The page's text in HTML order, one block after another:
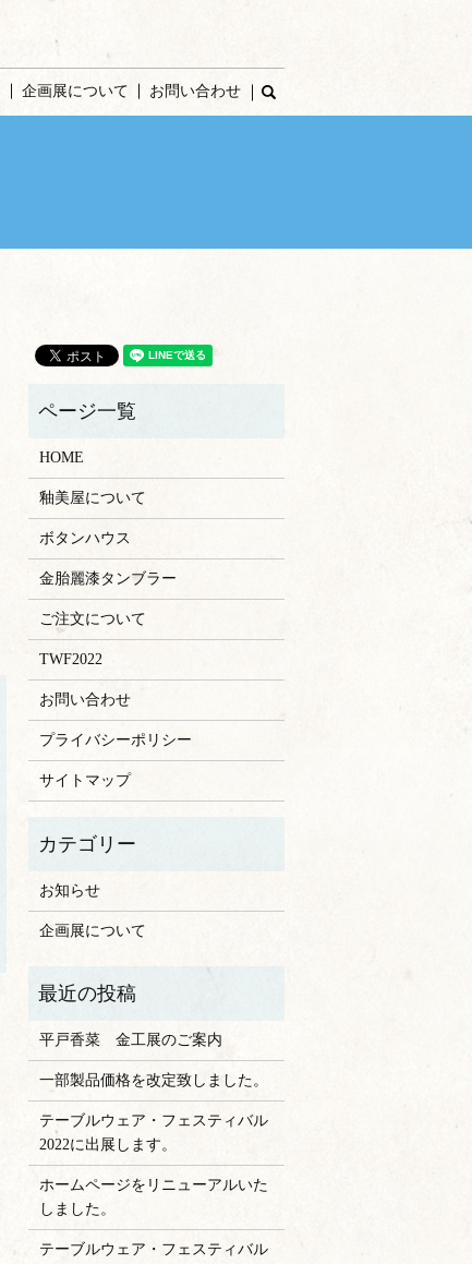
企画展について お問い合わせ search
HOME
釉美屋について
ボタンハウス
金胎麗漆タンブラー
ご注文について
TWF2022
お問い合わせ
プライバシーポリシー
サイトマップ
お知らせ
企画展について
平戸香菜 金工展のご案内
一部製品価格を改定致しました。
テーブルウェア・フェスティバル
2022に出展します。
ホームページをリニューアルいた
しました。
テーブルウェア・フェスティバル